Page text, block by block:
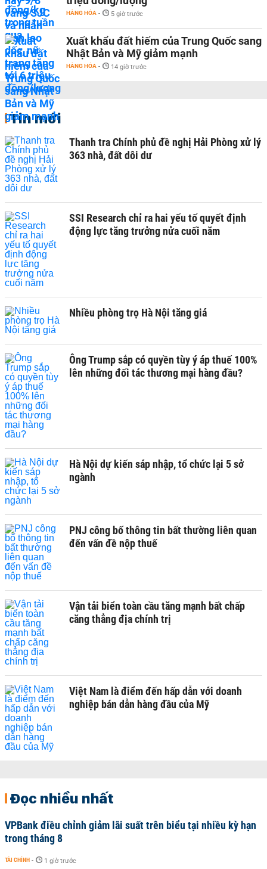
HÀNG HÓA - 5 giờ trước
Xuất khẩu đất hiếm của Trung Quốc sang
Nhật Bản và Mỹ giảm mạnh
HÀNG HÓA - 14 giờ trước
Tin mới
Thanh tra Chính phủ đề nghị Hải Phòng xử lý
363 nhà, đất dôi dư
SSI Research chỉ ra hai yếu tố quyết định
động lực tăng trưởng nửa cuối năm
Nhiều phòng trọ Hà Nội tăng giá
Ông Trump sắp có quyền tùy ý áp thuế 100%
lên những đối tác thương mại hàng đầu?
Hà Nội dự kiến sáp nhập, tổ chức lại 5 sở
ngành
PNJ công bố thông tin bất thường liên quan
đến vấn đề nộp thuế
Vận tải biển toàn cầu tăng mạnh bất chấp
căng thẳng địa chính trị
Việt Nam là điểm đến hấp dẫn với doanh
nghiệp bán dẫn hàng đầu của Mỹ
Đọc nhiều nhất
VPBank điều chỉnh giảm lãi suất trên biểu tại nhiều kỳ hạn
trong tháng 8
TÀI CHÍNH - 1 giờ trước